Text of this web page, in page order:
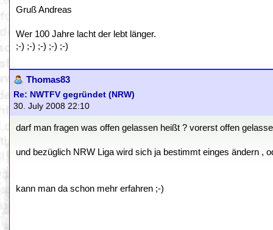
Gruß Andreas
Wer 100 Jahre lacht der lebt länger.
;-) ;-) ;-) ;-) ;-)
Thomas83
Re: NWTFV gegründet (NRW)
30. July 2008 22:10
darf man fragen was offen gelassen heißt ? vorerst offen
und bezüglich NRW Liga wird sich ja bestimmt einges ändern ,
kann man da schon mehr erfahren ;-)